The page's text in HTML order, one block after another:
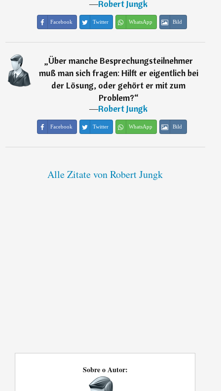
―Robert Jungk
Facebook Twitter WhatsApp Bild
„Über manche Besprechungsteilnehmer
muß man sich fragen: Hilft er eigentlich bei
der Lösung, oder gehört er mit zum
Problem?“
―Robert Jungk
Facebook Twitter WhatsApp Bild
Alle Zitate von Robert Jungk
Sobre o Autor: